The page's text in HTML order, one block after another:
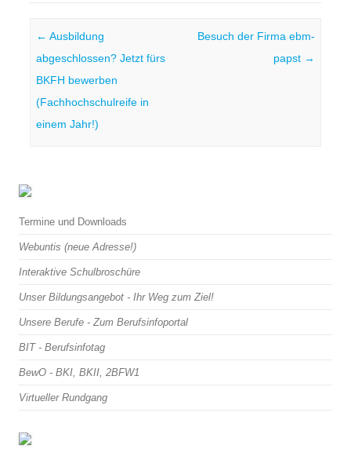
Post navigation
← Ausbildung
abgeschlossen? Jetzt fürs
BKFH bewerben
(Fachhochschulreife in
einem Jahr!)
Besuch der Firma ebm-
papst →
Termine und Downloads
Webuntis (neue Adresse!)
Interaktive Schulbroschüre
Unser Bildungsangebot - Ihr Weg zum Ziel!
Unsere Berufe - Zum Berufsinfoportal
BIT - Berufsinfotag
BewO - BKI, BKII, 2BFW1
Virtueller Rundgang